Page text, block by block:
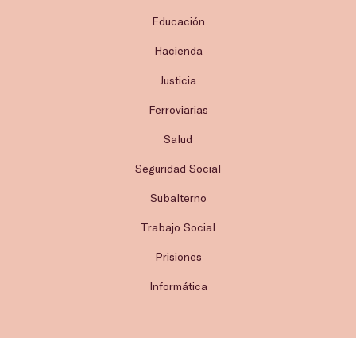
Educación
Hacienda
Justicia
Ferroviarias
Salud
Seguridad Social
Subalterno
Trabajo Social
Prisiones
Informática